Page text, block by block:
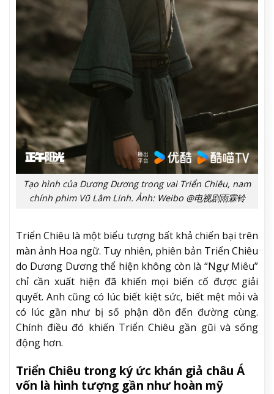
Tạo hình của Dương Dương trong vai Triển Chiêu, nam
chính phim Vũ Lâm Linh. Ảnh: Weibo @电视剧雨霖铃
Triển Chiêu là một biểu tượng bất khả chiến bại trên
màn ảnh Hoa ngữ. Tuy nhiên, phiên bản Triển Chiêu
do Dương Dương thể hiện không còn là “Ngự Miêu”
chỉ cần xuất hiện đã khiến mọi biến cố được giải
quyết. Anh cũng có lúc biết kiệt sức, biết mệt mỏi và
có lúc gần như bị số phận dồn đến đường cùng.
Chính điều đó khiến Triển Chiêu gần gũi và sống
động hơn.
Triển Chiêu trong ký ức khán giả châu Á
vốn là hình tượng gần như hoàn mỹ